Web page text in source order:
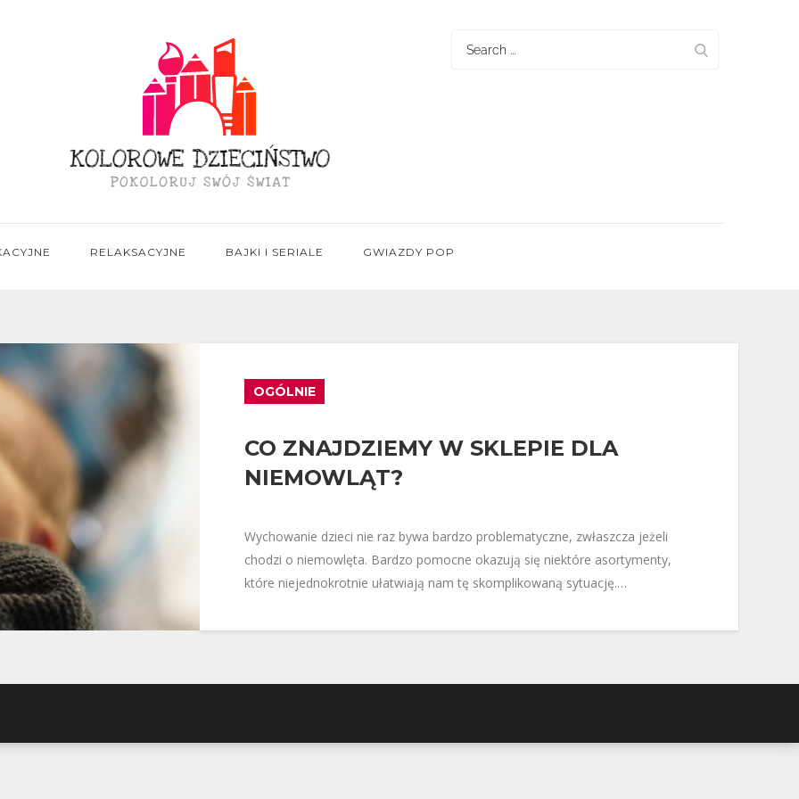
RELAKSACYJNE BAJKI I SERIALE GWIAZDY POP
Search
OGÓLNIE
CO ZNAJDZIEMY W SKLEPIE DLA
NIEMOWLĄT?
Wychowanie dzieci nie raz bywa bardzo problematyczne, zwłaszcza jeżeli
chodzi o niemowlęta. Bardzo pomocne okazują się niektóre asortymenty,
które niejednokrotnie ułatwiają nam tę skomplikowaną sytuację.…